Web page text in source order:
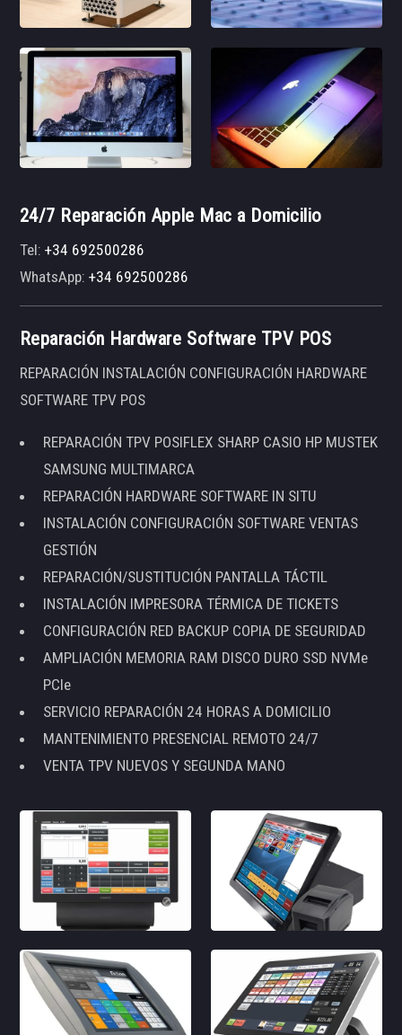
24/7 Reparación Apple Mac a Domicilio
Tel:+34 692500286
WhatsApp:+34 692500286
Reparación Hardware Software TPV POS
REPARACIÓN INSTALACIÓN CONFIGURACIÓN HARDWARE
SOFTWARE TPV POS
REPARACIÓN TPV POSIFLEX SHARP CASIO HP MUSTEK
SAMSUNG MULTIMARCA
REPARACIÓN HARDWARE SOFTWARE IN SITU
INSTALACIÓN CONFIGURACIÓN SOFTWARE VENTAS
GESTIÓN
REPARACIÓN/SUSTITUCIÓN PANTALLA TÁCTIL
INSTALACIÓN IMPRESORA TÉRMICA DE TICKETS
CONFIGURACIÓN RED BACKUP COPIA DE SEGURIDAD
AMPLIACIÓN MEMORIA RAM DISCO DURO SSD NVMe
PCIe
SERVICIO REPARACIÓN 24 HORAS A DOMICILIO
MANTENIMIENTO PRESENCIAL REMOTO 24/7
VENTA TPV NUEVOS Y SEGUNDA MANO